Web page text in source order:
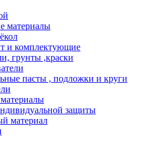
материалы
и комплектующие
грунты ,краски
пасты , подложки и круги
защиты
материал